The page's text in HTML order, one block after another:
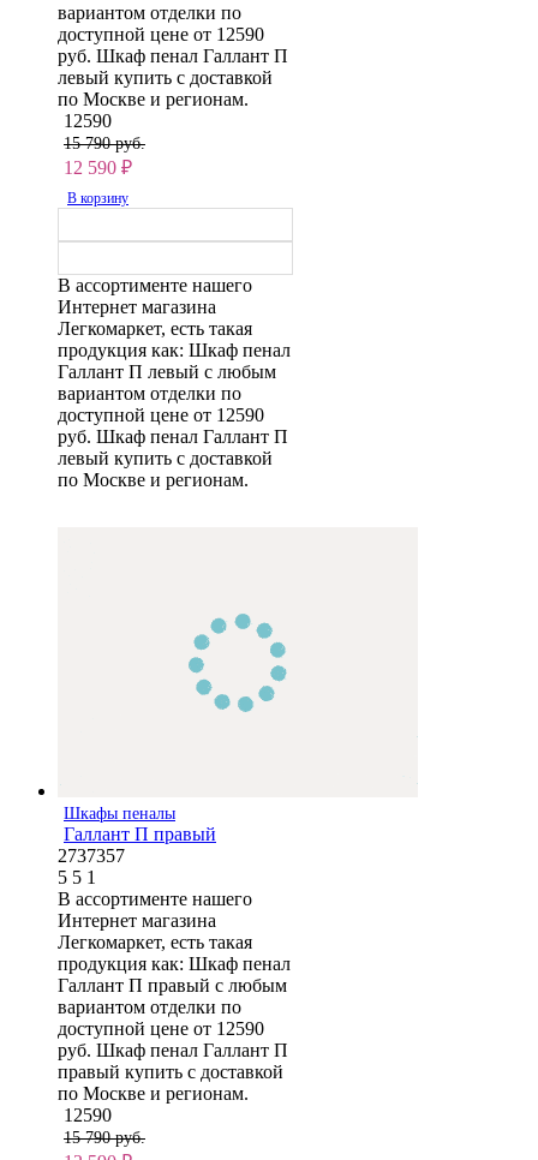
вариантом отделки по
доступной цене от 12590
руб. Шкаф пенал Галлант П
левый купить с доставкой
по Москве и регионам.
12590
15 790 руб.
12 590 ₽
В корзину
В ассортименте нашего
Интернет магазина
Легкомаркет, есть такая
продукция как: Шкаф пенал
Галлант П левый с любым
вариантом отделки по
доступной цене от 12590
руб. Шкаф пенал Галлант П
левый купить с доставкой
по Москве и регионам.
Шкафы пеналы
Галлант П правый
2737357
5 5 1
В ассортименте нашего
Интернет магазина
Легкомаркет, есть такая
продукция как: Шкаф пенал
Галлант П правый с любым
вариантом отделки по
доступной цене от 12590
руб. Шкаф пенал Галлант П
правый купить с доставкой
по Москве и регионам.
12590
15 790 руб.